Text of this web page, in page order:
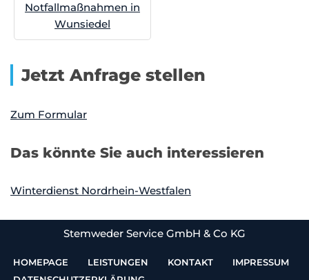
Notfallmaßnahmen in
Wunsiedel
Jetzt Anfrage stellen
Zum Formular
Das könnte Sie auch interessieren
Winterdienst Nordrhein-Westfalen
Stemweder Service GmbH & Co KG
HOMEPAGE LEISTUNGEN KONTAKT
IMPRESSUM